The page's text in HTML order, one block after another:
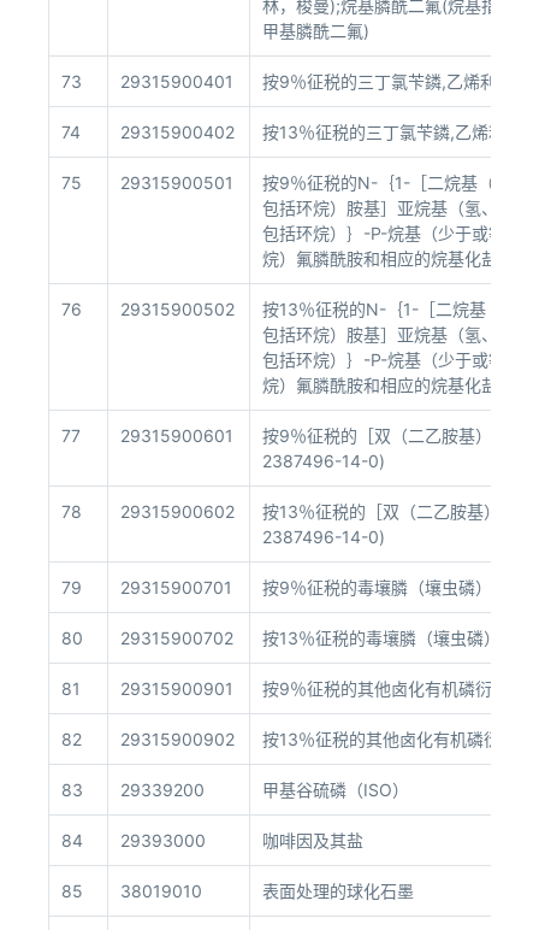
林，梭曼);烷基膦酰二氟(烷基指甲
甲基膦酰二氟)
73 29315900401 按9％征税的三丁氯苄鏻,乙烯利,氟
74 29315900402 按13％征税的三丁氯苄鏻,乙烯利,氟
75 29315900501
按9％征税的N-｛1-［二烷基（少于
包括环烷）胺基］亚烷基（氢、少
包括环烷）｝-P-烷基（少于或等于
烷）氟膦酰胺和相应的烷基化盐或质
76 29315900502
按13％征税的N-｛1-［二烷基（少
包括环烷）胺基］亚烷基（氢、少
包括环烷）｝-P-烷基（少于或等于
烷）氟膦酰胺和相应的烷基化盐或质
77 29315900601
按9％征税的［双（二乙胺基）亚甲
2387496-14-0)
78 29315900602
按13％征税的［双（二乙胺基）亚
2387496-14-0)
79 29315900701 按9％征税的毒壤膦（壤虫磷）
80 29315900702 按13％征税的毒壤膦（壤虫磷）
81 29315900901 按9％征税的其他卤化有机磷衍生物
82 29315900902 按13％征税的其他卤化有机磷衍生物
83 29339200 甲基谷硫磷（ISO）
84 29393000 咖啡因及其盐
85 38019010 表面处理的球化石墨